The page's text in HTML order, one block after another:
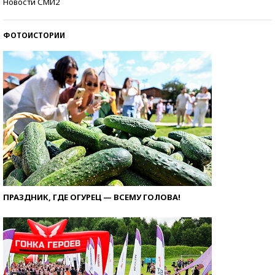
ФОТОИСТОРИИ
ПРАЗДНИК, ГДЕ ОГУРЕЦ — ВСЕМУ ГОЛОВА!